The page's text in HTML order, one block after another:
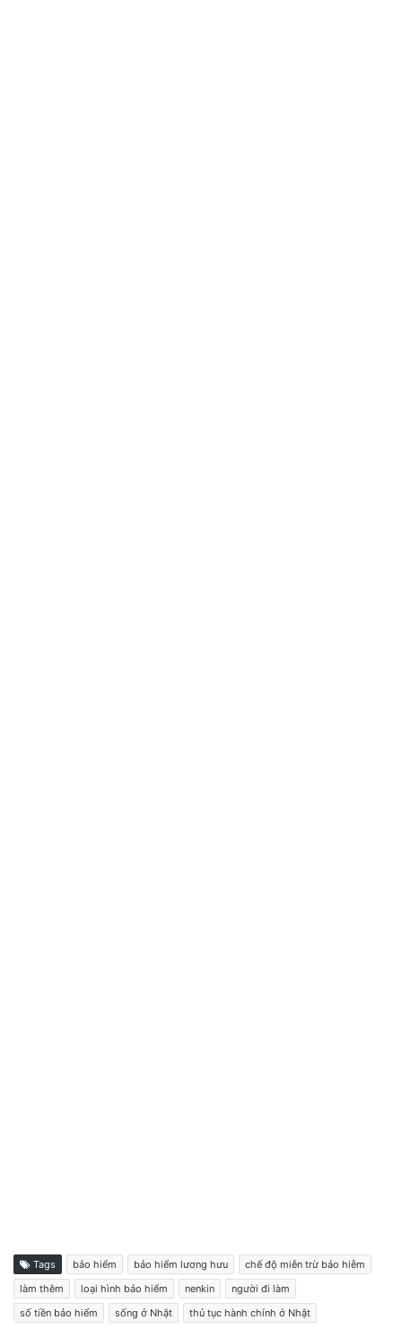
Tags bảo hiểm bảo hiểm lương hưu
chế độ miễn trừ bảo hiễm
làm thêm
loại hình bảo hiểm nenkin
người đi làm
số tiền bảo hiểm
sống ở Nhật thủ tục hành chính ở Nhật